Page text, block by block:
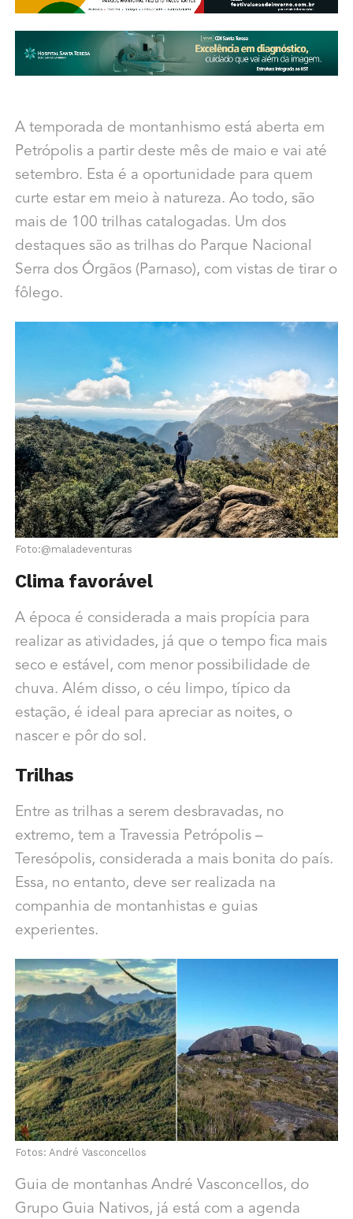
A temporada de montanhismo está aberta em
Petrópolis a partir deste mês de maio e vai até
setembro. Esta é a oportunidade para quem
curte estar em meio à natureza. Ao todo, são
mais de 100 trilhas catalogadas. Um dos
destaques são as trilhas do Parque Nacional
Serra dos Órgãos (Parnaso), com vistas de tirar o
fôlego.
Foto:@maladeventuras
Clima favorável
A época é considerada a mais propícia para
realizar as atividades, já que o tempo fica mais
seco e estável, com menor possibilidade de
chuva. Além disso, o céu limpo, típico da
estação, é ideal para apreciar as noites, o
nascer e pôr do sol.
Trilhas
Entre as trilhas a serem desbravadas, no
extremo, tem a Travessia Petrópolis –
Teresópolis, considerada a mais bonita do país.
Essa, no entanto, deve ser realizada na
companhia de montanhistas e guias
experientes.
Fotos: André Vasconcellos
Guia de montanhas André Vasconcellos, do
Grupo Guia Nativos, já está com a agenda